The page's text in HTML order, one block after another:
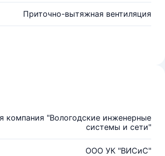
Приточно-вытяжная вентиляция
компания "Вологодские инженерные
системы и сети"
ООО УК "ВИСиС"